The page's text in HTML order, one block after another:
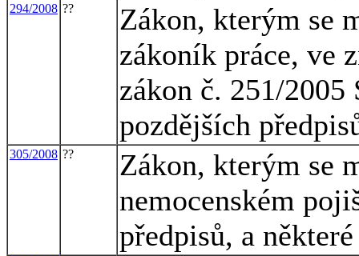
294/2008 ??
Zákon, kterým se
zákoník práce, ve
zákon č. 251/2005
pozdějších
305/2008 ??
Zákon, kterým se
nemocenském
předpisů, a